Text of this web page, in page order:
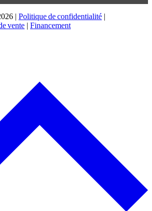
| Politique de confidentialité |
vente | Financement